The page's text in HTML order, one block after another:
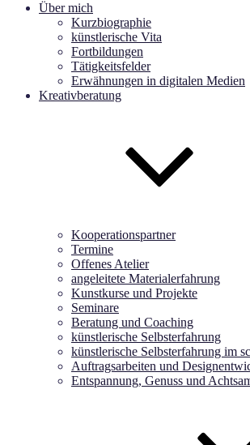
Über mich
Kurzbiographie
künstlerische Vita
Fortbildungen
Tätigkeitsfelder
Erwähnungen in digitalen Medien
Kreativberatung
Kooperationspartner
Termine
Offenes Atelier
angeleitete Materialerfahrung
Kunstkurse und Projekte
Seminare
Beratung und Coaching
künstlerische Selbsterfahrung
künstlerische Selbsterfahrung im
Auftragsarbeiten und
Entspannung, Genuss und